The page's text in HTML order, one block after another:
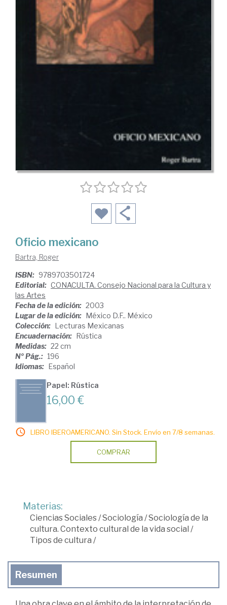
Oficio mexicano
Bartra, Roger
ISBN: 9789703501724
Editorial: CONACULTA. Consejo Nacional para la Cultura y
las Artes
Fecha de la edición: 2003
Lugar de la edición: México D.F.. México
Colección: Lecturas Mexicanas
Encuadernación: Rústica
Medidas: 22 cm
Nº Pág.: 196
Idiomas: Español
Papel: Rústica
16,00 €
LIBRO IBEROAMERICANO. Sin Stock. Envío en 7/8 semanas.
COMPRAR
Materias:
Ciencias Sociales/Sociología /Sociología de la
cultura. Contexto cultural de la vida social /
Tipos de cultura /
Resumen